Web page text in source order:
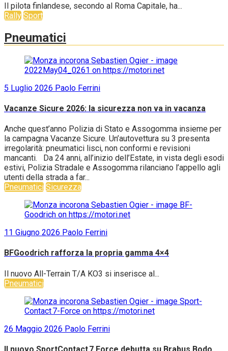
Il pilota finlandese, secondo al Roma Capitale, ha...
Rally Sport
Pneumatici
5 Luglio 2026 Paolo Ferrini
Vacanze Sicure 2026: la sicurezza non va in vacanza
Anche quest’anno Polizia di Stato e Assogomma insieme per
la campagna Vacanze Sicure. Un’autovettura su 3 presenta
irregolarità: pneumatici lisci, non conformi e revisioni
mancanti. Da 24 anni, all’inizio dell’Estate, in vista degli esodi
estivi, Polizia Stradale e Assogomma rilanciano l’appello agli
utenti della strada a far...
Pneumatici Sicurezza
11 Giugno 2026 Paolo Ferrini
BFGoodrich rafforza la propria gamma 4×4
Il nuovo All-Terrain T/A KO3 si inserisce al...
Pneumatici
26 Maggio 2026 Paolo Ferrini